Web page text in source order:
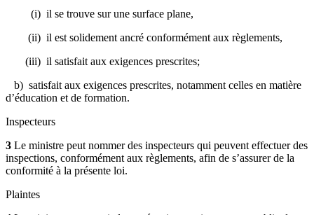
(i) il se trouve sur une surface plane,
(ii) il est solidement ancré conformément aux règlements,
(iii) il satisfait aux exigences prescrites;
b) satisfait aux exigences prescrites, notamment celles en matière
d’éducation et de formation.
Inspecteurs
3 Le ministre peut nommer des inspecteurs qui peuvent effectuer des
inspections, conformément aux règlements, afin de s’assurer de la
conformité à la présente loi.
Plaintes